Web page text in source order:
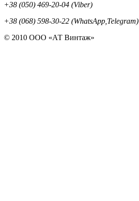
+38 (050) 469-20-04 (Viber)
+38 (068) 598-30-22 (WhatsApp,Telegram)
© 2010 ООО «АТ Винтаж»